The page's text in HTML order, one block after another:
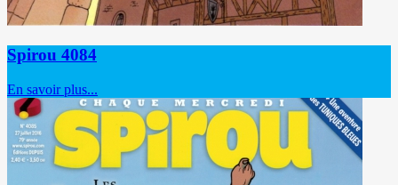
Spirou 4084
En savoir plus...